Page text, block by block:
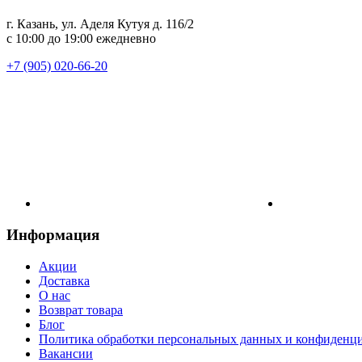
г. Казань, ул. Аделя Кутуя д. 116/2
с 10:00 до 19:00 ежедневно
+7 (905) 020-66-20
Информация
Акции
Доставка
О нас
Возврат товара
Блог
Политика обработки персональных данных и
Вакансии